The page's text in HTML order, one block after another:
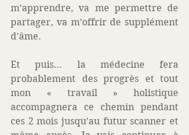
m’apprendre, va me permettre de
partager, va m’offrir de supplément
d’âme.
Et puis… la médecine fera
probablement des progrès et tout
mon « travail » holistique
accompagnera ce chemin pendant
ces 2 mois jusqu’au futur scanner et